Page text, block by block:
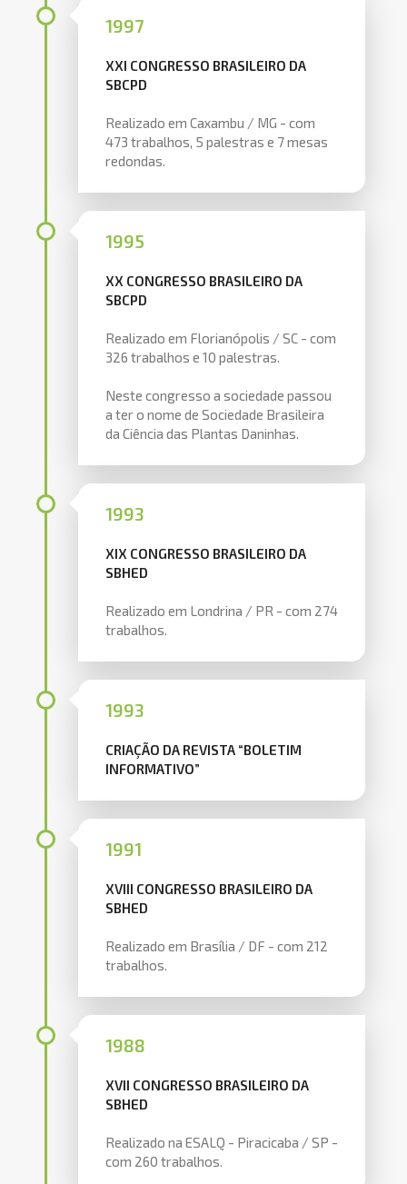
1997
XXI CONGRESSO BRASILEIRO DA
SBCPD
Realizado em Caxambu / MG - com
473 trabalhos, 5 palestras e 7 mesas
redondas.
1995
XX CONGRESSO BRASILEIRO DA
SBCPD
Realizado em Florianópolis / SC - com
326 trabalhos e 10 palestras.
Neste congresso a sociedade passou
a ter o nome de Sociedade Brasileira
da Ciência das Plantas Daninhas.
1993
XIX CONGRESSO BRASILEIRO DA
SBHED
Realizado em Londrina / PR - com 274
trabalhos.
1993
CRIAÇÃO DA REVISTA “BOLETIM
INFORMATIVO”
1991
XVIII CONGRESSO BRASILEIRO DA
SBHED
Realizado em Brasília / DF - com 212
trabalhos.
1988
XVII CONGRESSO BRASILEIRO DA
SBHED
Realizado na ESALQ - Piracicaba / SP -
com 260 trabalhos.